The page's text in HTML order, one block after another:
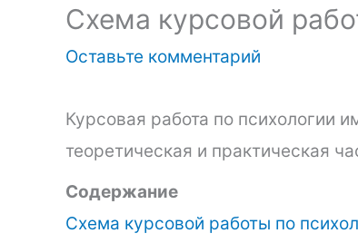
Схема курсовой
Оставьте комментарий
Курсовая работа по психологии
теоретическая и практическая
Содержание
Схема курсовой работы по